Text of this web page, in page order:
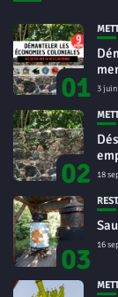
01 3 juin
02 18
03 16